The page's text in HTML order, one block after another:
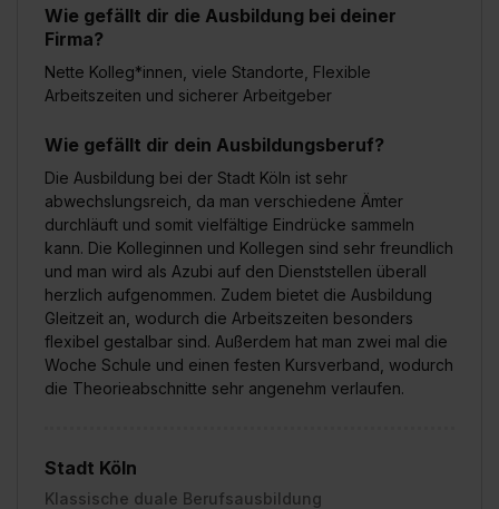
Wie gefällt dir die Ausbildung bei deiner
Firma?
Nette Kolleg*innen, viele Standorte, Flexible
Arbeitszeiten und sicherer Arbeitgeber
Wie gefällt dir dein Ausbildungsberuf?
Die Ausbildung bei der Stadt Köln ist sehr
abwechslungsreich, da man verschiedene Ämter
durchläuft und somit vielfältige Eindrücke sammeln
kann. Die Kolleginnen und Kollegen sind sehr freundlich
und man wird als Azubi auf den Dienststellen überall
herzlich aufgenommen. Zudem bietet die Ausbildung
Gleitzeit an, wodurch die Arbeitszeiten besonders
flexibel gestalbar sind. Außerdem hat man zwei mal die
Woche Schule und einen festen Kursverband, wodurch
die Theorieabschnitte sehr angenehm verlaufen.
Stadt Köln
Klassische duale Berufsausbildung